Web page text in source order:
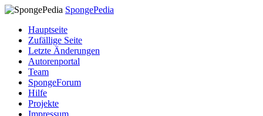
SpongePedia
Hauptseite
Zufällige Seite
Letzte Änderungen
Autorenportal
Team
SpongeForum
Hilfe
Projekte
Impressum